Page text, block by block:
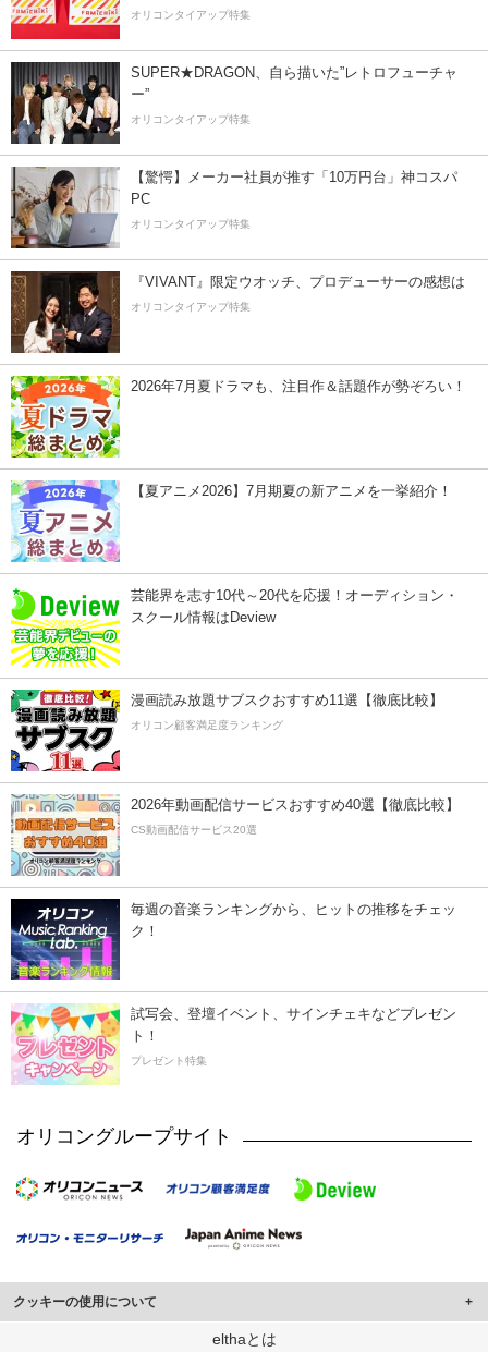
オリコンタイアップ特集
SUPER★DRAGON、自ら描いた”レトロフューチャ
ー”
オリコンタイアップ特集
【驚愕】メーカー社員が推す「10万円台」神コスパ
PC
オリコンタイアップ特集
『VIVANT』限定ウオッチ、プロデューサーの感想は
オリコンタイアップ特集
2026年7月夏ドラマも、注目作＆話題作が勢ぞろい！
【夏アニメ2026】7月期夏の新アニメを一挙紹介！
芸能界を志す10代～20代を応援！オーディション・
スクール情報はDeview
漫画読み放題サブスクおすすめ11選【徹底比較】
オリコン顧客満足度ランキング
2026年動画配信サービスおすすめ40選【徹底比較】
CS動画配信サービス20選
毎週の音楽ランキングから、ヒットの推移をチェッ
ク！
試写会、登壇イベント、サインチェキなどプレゼン
ト！
プレゼント特集
オリコングループサイト
クッキーの使用について
このサイトでは Cookie を使用して、ユーザーに合わせたコンテンツや広告の
elthaとは